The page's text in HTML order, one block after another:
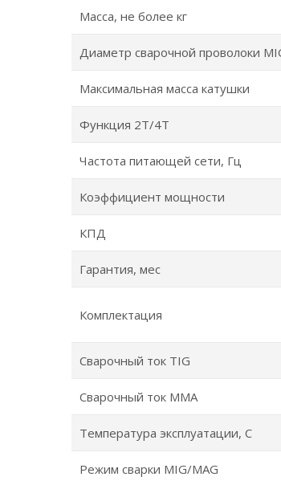
Масса, не более кг
Диаметр сварочной проволоки
Максимальная масса катушки
Функция 2Т/4Т
Частота питающей сети, Гц
Коэффициент мощности
КПД
Гарантия, мес
Комплектация
Сварочный ток TIG
Сварочный ток MMA
Температура эксплуатации, С
Режим сварки MIG/MAG